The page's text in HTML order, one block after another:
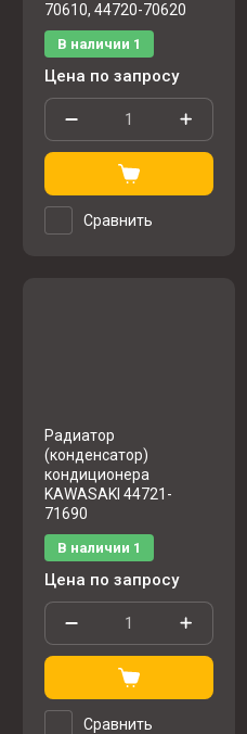
70610, 44720-70620
В наличии 1
Цена по запросу
Сравнить
Радиатор
(конденсатор)
кондиционера
KAWASAKI 44721-
71690
В наличии 1
Цена по запросу
Сравнить